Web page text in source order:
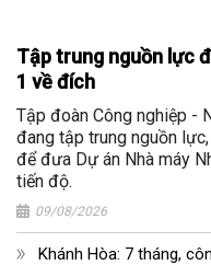
Tập trung nguồn lực
1 về đích
Tập đoàn Công nghiệp -
đang tập trung nguồn
để đưa Dự án Nhà máy
tiến độ.
09/08/2026
Khánh Hòa: 7 tháng,